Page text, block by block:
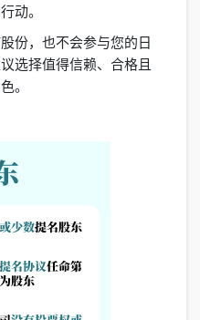
行动。
份，也不会参与您的日
选择值得信赖、合格且
色。